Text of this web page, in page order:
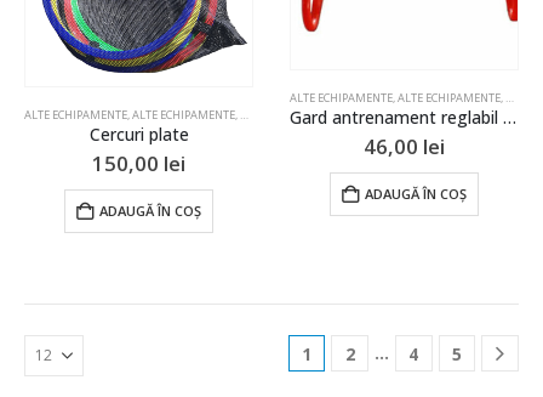
ALTE ECHIPAMENTE,ALTE ECHIPAMENTE, ALTE ECHIPAMENTE,ALTE ECHIPAMENTE,ALTE
Cercuri plate
150,00 lei
ADAUGĂ ÎN COȘ
ALTE ECHIPAMENTE,ALTE ECHIPAMENTE, ALTE
Gard antrenament reglabil 15-29cm
46,00 lei
ADAUGĂ ÎN COȘ
1 2 … 4 5